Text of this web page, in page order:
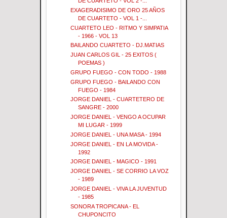
EXAGERADISIMO DE ORO 25 AÑOS
DE CUARTETO - VOL 1 -...
CUARTETO LEO - RITMO Y SIMPATIA
- 1966 - VOL 13
BAILANDO CUARTETO - DJ.MATIAS
JUAN CARLOS GIL - 25 EXITOS (
POEMAS )
GRUPO FUEGO - CON TODO - 1988
GRUPO FUEGO - BAILANDO CON
FUEGO - 1984
JORGE DANIEL - CUARTETERO DE
SANGRE - 2000
JORGE DANIEL - VENGO A OCUPAR
MI LUGAR - 1999
JORGE DANIEL - UNA MASA - 1994
JORGE DANIEL - EN LA MOVIDA -
1992
JORGE DANIEL - MAGICO - 1991
JORGE DANIEL - SE CORRIO LA VOZ
- 1989
JORGE DANIEL - VIVA LA JUVENTUD
- 1985
SONORA TROPICANA - EL
CHUPONCITO